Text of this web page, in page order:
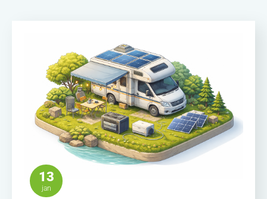
13
jan